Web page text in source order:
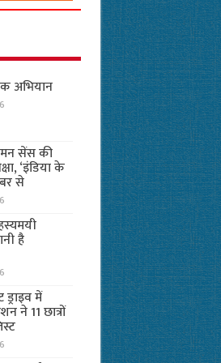
अभियान
सेंस की
‘इंडिया के
से
है
में
ने 11 छात्रों